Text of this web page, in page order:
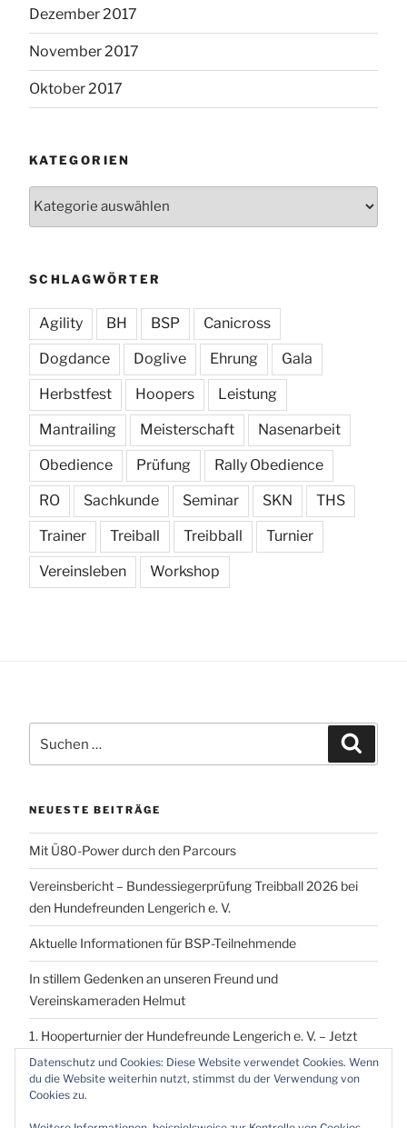
Dezember 2017
November 2017
Oktober 2017
KATEGORIEN
SCHLAGWÖRTER
Agility BH BSP Canicross
Dogdance Doglive Ehrung Gala
Herbstfest Hoopers Leistung
Mantrailing Meisterschaft Nasenarbeit
Obedience Prüfung Rally Obedience
RO Sachkunde Seminar SKN THS
Trainer Treiball Treibball Turnier
Vereinsleben Workshop
nach:
NEUESTE BEITRÄGE
Mit Ü80-Power durch den Parcours
Vereinsbericht – Bundessiegerprüfung Treibball 2026 bei
den Hundefreunden Lengerich e. V.
Aktuelle Informationen für BSP-Teilnehmende
In stillem Gedenken an unseren Freund und
Vereinskameraden Helmut
1. Hooperturnier der Hundefreunde Lengerich e. V. – Jetzt
vormerken!
Datenschutz und Cookies: Diese Website verwendet Cookies. Wenn
du die Website weiterhin nutzt, stimmst du der Verwendung von
Cookies zu.